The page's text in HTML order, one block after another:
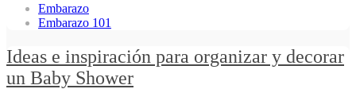
Embarazo
Embarazo 101
Ideas e inspiración para organizar y decorar
un Baby Shower